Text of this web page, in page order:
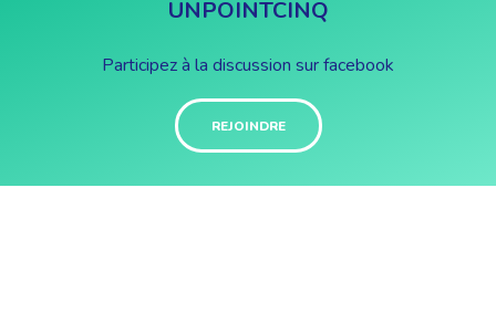
UNPOINTCINQ
Participez à la discussion sur facebook
REJOINDRE